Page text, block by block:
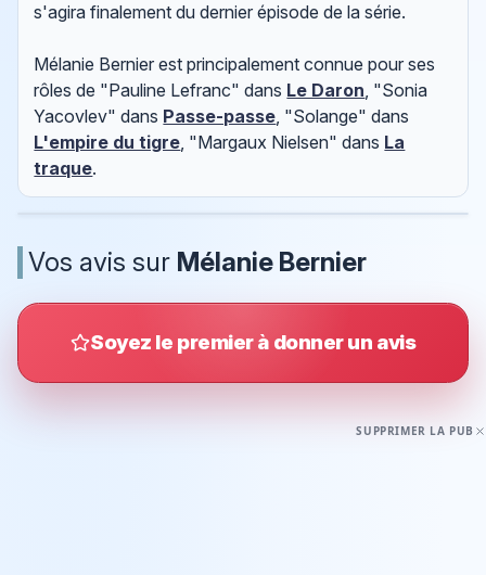
s'agira finalement du dernier épisode de la série.
Mélanie Bernier est principalement connue pour ses
rôles de "Pauline Lefranc" dans Le Daron, "Sonia
Yacovlev" dans Passe-passe, "Solange" dans
L'empire du tigre, "Margaux Nielsen" dans La
traque.
Vos avis sur Mélanie Bernier
Soyez le premier à donner un avis
SUPPRIMER LA PUB